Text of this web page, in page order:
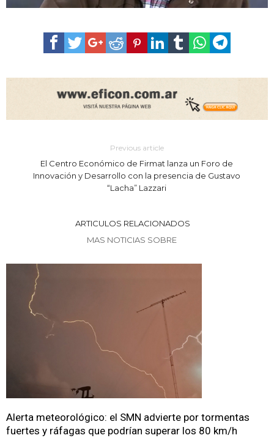
Previous article
El Centro Económico de Firmat lanza un Foro de
Innovación y Desarrollo con la presencia de Gustavo
“Lacha” Lazzari
ARTICULOS RELACIONADOS
MAS NOTICIAS SOBRE
Alerta meteorológico: el SMN advierte por tormentas
fuertes y ráfagas que podrían superar los 80 km/h